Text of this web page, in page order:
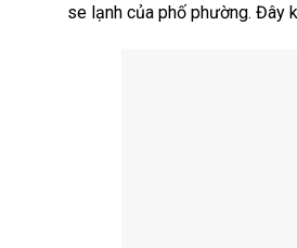
se lạnh của phố phường. Đây